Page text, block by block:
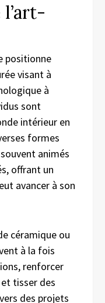
positionne
visant à
à
sont
intérieur en
formes
animés
offrant un
avancer à son
céramique ou
à la fois
renforcer
tisser des
des projets